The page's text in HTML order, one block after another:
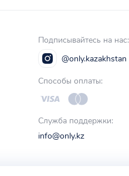
Подписывайтесь на нас:
@only.kazakhstan
Способы оплаты:
Служба поддержки:
info@only.kz